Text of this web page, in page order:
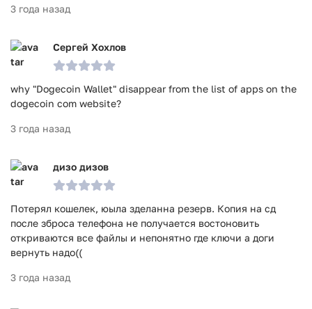
3 года назад
Сергей Хохлов
why "Dogecoin Wallet" disappear from the list of apps on the
dogecoin com website?
3 года назад
дизо дизов
Потерял кошелек, юыла зделанна резерв. Копия на сд
после зброса телефона не получается востоновить
откриваются все файлы и непонятно где ключи а доги
вернуть надо((
3 года назад